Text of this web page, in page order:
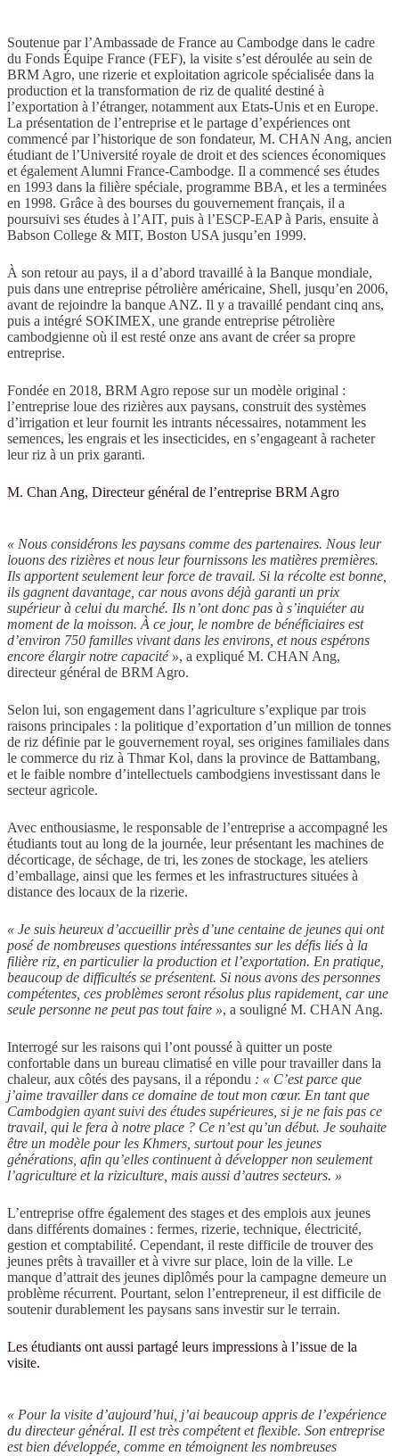
Soutenue par l’Ambassade de France au Cambodge dans le cadre
du Fonds Équipe France (FEF), la visite s’est déroulée au sein de
BRM Agro, une rizerie et exploitation agricole spécialisée dans la
production et la transformation de riz de qualité destiné à
l’exportation à l’étranger, notamment aux Etats-Unis et en Europe.
La présentation de l’entreprise et le partage d’expériences ont
commencé par l’historique de son fondateur, M. CHAN Ang, ancien
étudiant de l’Université royale de droit et des sciences économiques
et également Alumni France-Cambodge. Il a commencé ses études
en 1993 dans la filière spéciale, programme BBA, et les a terminées
en 1998. Grâce à des bourses du gouvernement français, il a
poursuivi ses études à l’AIT, puis à l’ESCP-EAP à Paris, ensuite à
Babson College & MIT, Boston USA jusqu’en 1999.
À son retour au pays, il a d’abord travaillé à la Banque mondiale,
puis dans une entreprise pétrolière américaine, Shell, jusqu’en 2006,
avant de rejoindre la banque ANZ. Il y a travaillé pendant cinq ans,
puis a intégré SOKIMEX, une grande entreprise pétrolière
cambodgienne où il est resté onze ans avant de créer sa propre
entreprise.
Fondée en 2018, BRM Agro repose sur un modèle original :
l’entreprise loue des rizières aux paysans, construit des systèmes
d’irrigation et leur fournit les intrants nécessaires, notamment les
semences, les engrais et les insecticides, en s’engageant à racheter
leur riz à un prix garanti.
M. Chan Ang, Directeur général de l’entreprise BRM Agro
« Nous considérons les paysans comme des partenaires. Nous leur
louons des rizières et nous leur fournissons les matières premières.
Ils apportent seulement leur force de travail. Si la récolte est bonne,
ils gagnent davantage, car nous avons déjà garanti un prix
supérieur à celui du marché. Ils n’ont donc pas à s’inquiéter au
moment de la moisson. À ce jour, le nombre de bénéficiaires est
d’environ 750 familles vivant dans les environs, et nous espérons
encore élargir notre capacité », a expliqué M. CHAN Ang,
directeur général de BRM Agro.
Selon lui, son engagement dans l’agriculture s’explique par trois
raisons principales : la politique d’exportation d’un million de tonnes
de riz définie par le gouvernement royal, ses origines familiales dans
le commerce du riz à Thmar Kol, dans la province de Battambang,
et le faible nombre d’intellectuels cambodgiens investissant dans le
secteur agricole.
Avec enthousiasme, le responsable de l’entreprise a accompagné les
étudiants tout au long de la journée, leur présentant les machines de
décorticage, de séchage, de tri, les zones de stockage, les ateliers
d’emballage, ainsi que les fermes et les infrastructures situées à
distance des locaux de la rizerie.
« Je suis heureux d’accueillir près d’une centaine de jeunes qui ont
posé de nombreuses questions intéressantes sur les défis liés à la
filière riz, en particulier la production et l’exportation. En pratique,
beaucoup de difficultés se présentent. Si nous avons des personnes
compétentes, ces problèmes seront résolus plus rapidement, car une
seule personne ne peut pas tout faire », a souligné M. CHAN Ang.
Interrogé sur les raisons qui l’ont poussé à quitter un poste
confortable dans un bureau climatisé en ville pour travailler dans la
chaleur, aux côtés des paysans, il a répondu : « C’est parce que
j’aime travailler dans ce domaine de tout mon cœur. En tant que
Cambodgien ayant suivi des études supérieures, si je ne fais pas ce
travail, qui le fera à notre place ? Ce n’est qu’un début. Je souhaite
être un modèle pour les Khmers, surtout pour les jeunes
générations, afin qu’elles continuent à développer non seulement
l’agriculture et la riziculture, mais aussi d’autres secteurs. »
L’entreprise offre également des stages et des emplois aux jeunes
dans différents domaines : fermes, rizerie, technique, électricité,
gestion et comptabilité. Cependant, il reste difficile de trouver des
jeunes prêts à travailler et à vivre sur place, loin de la ville. Le
manque d’attrait des jeunes diplômés pour la campagne demeure un
problème récurrent. Pourtant, selon l’entrepreneur, il est difficile de
soutenir durablement les paysans sans investir sur le terrain.
Les étudiants ont aussi partagé leurs impressions à l’issue de la
visite.
« Pour la visite d’aujourd’hui, j’ai beaucoup appris de l’expérience
du directeur général. Il est très compétent et flexible. Son entreprise
est bien développée, comme en témoignent les nombreuses